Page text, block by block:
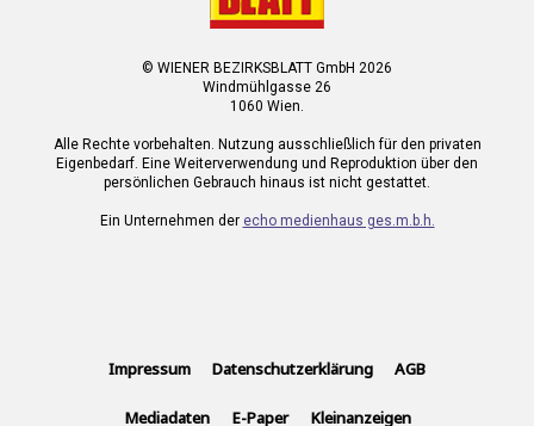
© WIENER BEZIRKSBLATT GmbH 2026
Windmühlgasse 26
1060 Wien.
Alle Rechte vorbehalten. Nutzung ausschließlich für den privaten
Eigenbedarf. Eine Weiterverwendung und Reproduktion über den
persönlichen Gebrauch hinaus ist nicht gestattet.
Ein Unternehmen der echo medienhaus ges.m.b.h.
Impressum Datenschutzerklärung AGB
Mediadaten E-Paper Kleinanzeigen